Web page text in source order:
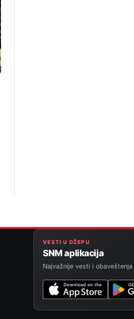
VESTI U DŽEPU
SNM aplikacija
Najvažnije vesti i